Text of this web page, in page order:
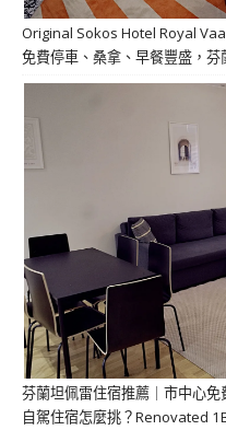
Original Sokos Hotel Royal
免費停車、桑拿、早餐豐盛，芬
芬蘭坦佩雷住宿推薦｜市中心
自駕住宿怎麼挑？Renovated